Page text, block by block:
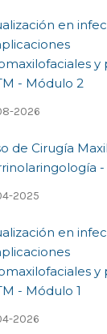
en
y
- Módulo 2
2026
de Cirugía
2025
en
y
- Módulo 1
2026